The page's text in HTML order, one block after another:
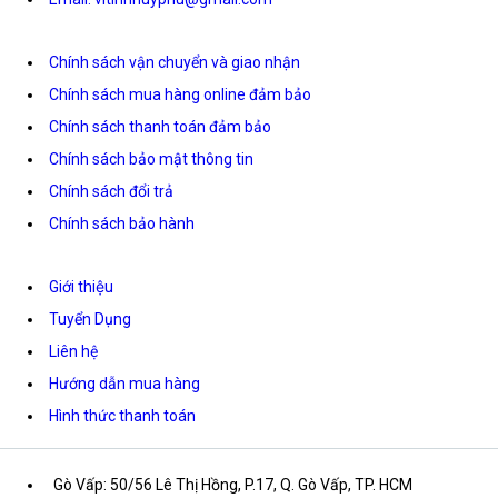
Chính sách vận chuyển và giao nhận
Chính sách mua hàng online đảm bảo
Chính sách thanh toán đảm bảo
Chính sách bảo mật thông tin
Chính sách đổi trả
Chính sách bảo hành
Giới thiệu
Tuyển Dụng
Liên hệ
Hướng dẫn mua hàng
Hình thức thanh toán
Gò Vấp: 50/56 Lê Thị Hồng, P.17, Q. Gò Vấp, TP. HCM